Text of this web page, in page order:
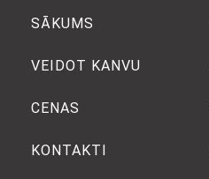
SĀKUMS
VEIDOT KANVU
CENAS
KONTAKTI